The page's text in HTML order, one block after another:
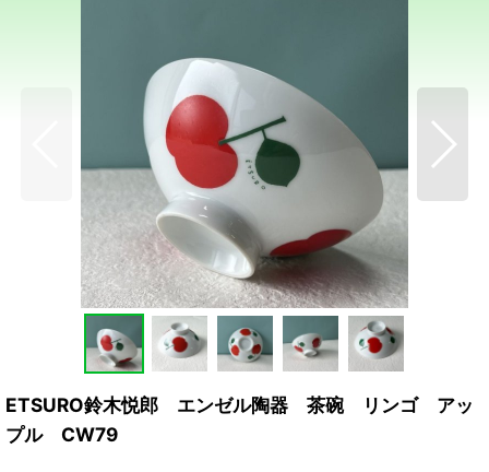
ETSURO鈴木悦郎 エンゼル陶器 茶碗 リンゴ アッ
プル CW79